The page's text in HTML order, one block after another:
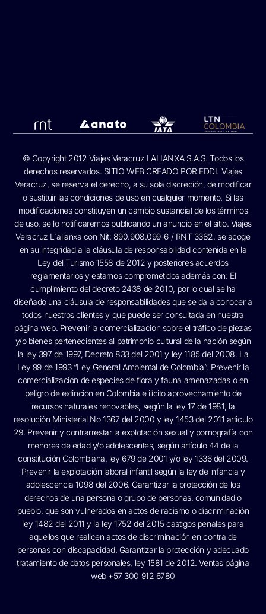
© Copyright 2012 Viajes Veracruz LALIANXA S.A.S. Todos los
derechos reservados. SITIO WEB CREADO POR EDDI. Viajes
Veracruz, se reserva el derecho, a su sola discreción, de modificar
o sustituir las condiciones de uso en cualquier momento. Si las
modificaciones constituyen un cambio sustancial de los términos
de uso, se lo notificaremos publicando un anuncio en el sitio. Viajes
Veracruz L´alianxa con Nit: 890.908.099-6 / RNT 3382, se acoge
en su integridad a la cláusula de responsabilidad contenida en la
Ley del Turismo 1558 de 2012 y posteriores acuerdos
reglamentarios y estamos comprometidos además con: El
cumplimiento del decreto 2438 de 2010, por lo cual se ha
diseñado una cláusula de responsabilidades que se da a conocer a
todos nuestros clientes y que puede ser consultada en nuestra
página web. Prevenir la comercialización sobre el tráfico de piezas
y/o bienes pertenecientes al patrimonio cultural de la nación según
la ley 397 de 1997, Decreto 833 del 2001 y ley 1185 del 2008. La
Ley 99 de 1993 “Ley General Ambiental de Colombia”. Prevenir la
comercialización de especies de flora y fauna amenazadas o en
peligro de extinción en Colombia e ilícito aprovechamiento de
recursos naturales renovables, según la ley 17 de 1981, la
resolución Ministerial No 1367 del 2000 y ley 1453 del 2011 articulo
29. Prevenir y contrarrestar la explotación sexual y pornografía con
menores de edad y/o adolescentes, según artículo 44 de la
constitución Colombiana, ley 679 de 2001 y/o ley 1336 del 2009.
Prevenir la explotación laboral infantil según la ley de infancia y
adolescencia 1098 del 2006. Garantizar la protección de los
derechos de una persona o grupo de personas, comunidad o
pueblo, que son vulnerados en actos de racismo o discriminación
ley 1482 del 2011 y la ley 1752 del 2015 castigos penales para
aquellos que realicen actos de discriminación en contra de
personas con discapacidad. Garantizar la protección y adecuado
tratamiento de datos personales, ley 1581 de 2012. Ventas página
web +57 300 912 6780